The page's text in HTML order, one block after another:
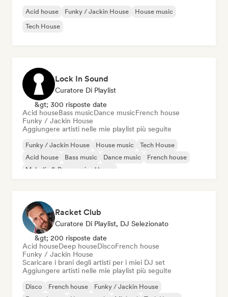
Acid house Funky / Jackin House
House music
Tech House
Lock In Sound
Curatore Di Playlist
&gt; 300 risposte date
Acid houseBass musicDance musicFrench house
Funky / Jackin House
Aggiungere artisti nelle mie playlist più seguite
Funky / Jackin House House music
Tech House
Acid house
Bass music Dance music
French house
Melodic & Progressive House
Racket Club
Curatore Di Playlist, DJ Selezionato
&gt; 200 risposte date
Acid houseDeep houseDiscoFrench house
Funky / Jackin House
Scaricare i brani degli artisti per i miei DJ set
Aggiungere artisti nelle mie playlist più seguite
Disco French house
Funky / Jackin House